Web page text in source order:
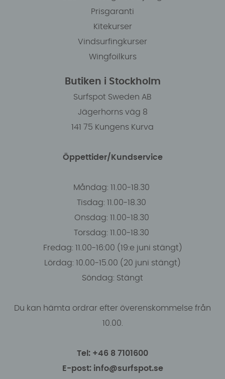
Prisgaranti
Kitekurser
Vindsurfingkurser
Wingfoilkurs
Butiken i Stockholm
Surfspot Sweden AB
Jägerhorns väg 8
141 75 Kungens Kurva
Öppettider/Kundservice
Måndag: 11.00-18.30
Tisdag: 11.00-18.30
Onsdag: 11.00-18.30
Torsdag: 11.00-18.30
Fredag: 11.00-16:00 (19:e juni stängt)
Lördag: 10.00-15.00 (20 juni stängt)
Söndag: Stängt
Du kan hämta ordrar efter överenskommelse från
10.00.
Tel: +46 8 7101600
E-post: info@surfspot.se